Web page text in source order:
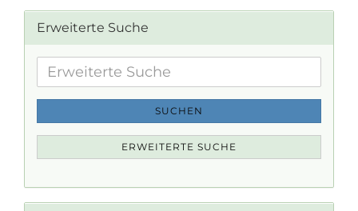
Erweiterte Suche
Erweiterte
Suche
SUCHEN
ERWEITERTE SUCHE